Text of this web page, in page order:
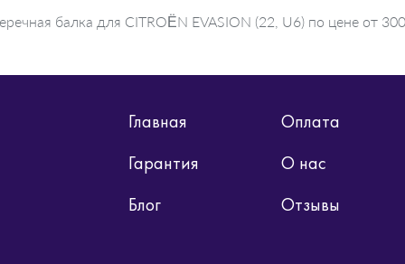
балка для CITROËN EVASION (22, U6) по цене от
Главная
Оплата
Гарантия
О нас
Блог
Отзывы